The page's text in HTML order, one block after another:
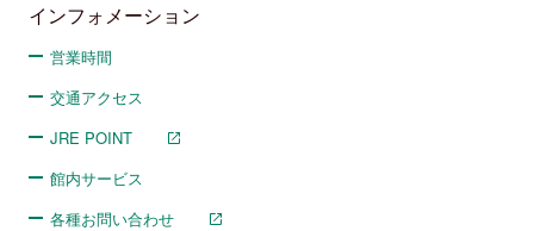
インフォメーション
営業時間
交通アクセス
JRE POINT
館内サービス
各種お問い合わせ